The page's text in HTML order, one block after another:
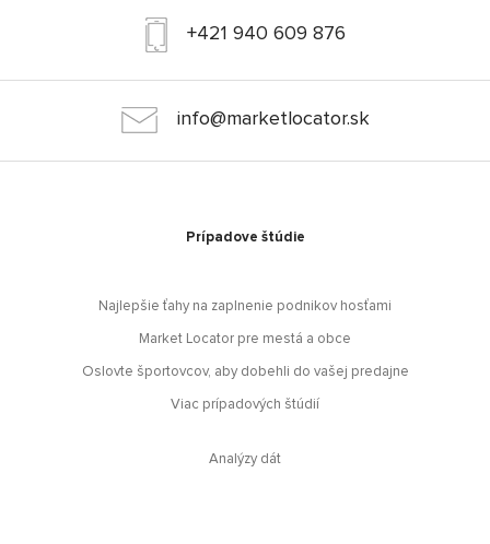
+421 940 609 876
info@marketlocator.sk
Prípadove štúdie
Najlepšie ťahy na zaplnenie podnikov hosťami
Market Locator pre mestá a obce
Oslovte športovcov, aby dobehli do vašej predajne
Viac prípadových štúdií
Analýzy dát